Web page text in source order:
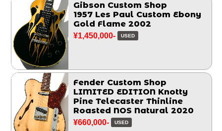
Gibson Custom Shop
1957 Les Paul Custom Ebony
Gold Flame 2002
¥1,450,000- USED
Fender Custom Shop
LIMITED EDITION Knotty
Pine Telecaster Thinline
Roasted NOS Natural 2020
¥660,000- USED